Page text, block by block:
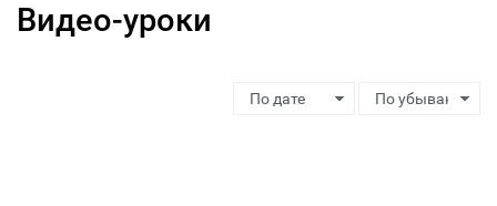
Видео-уроки